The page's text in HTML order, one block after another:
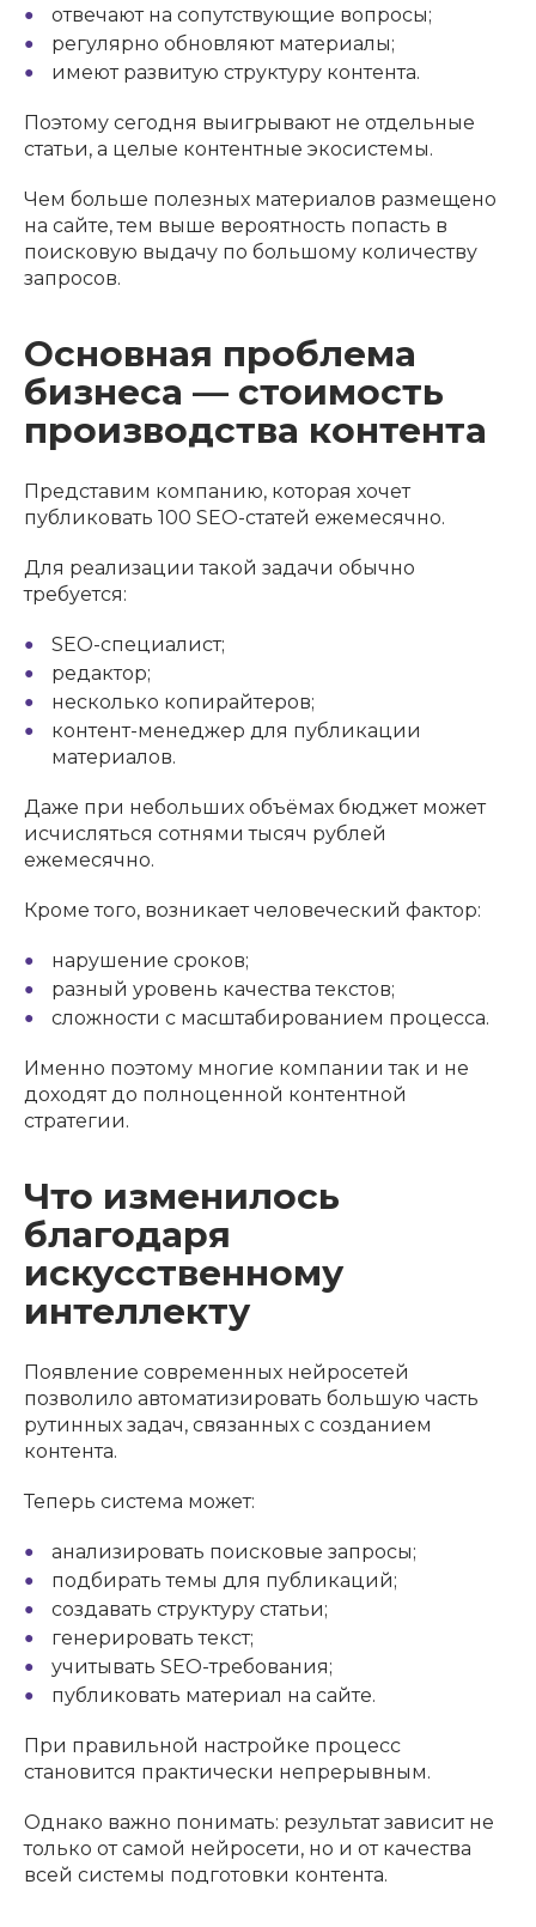
отвечают на сопутствующие вопросы;
регулярно обновляют материалы;
имеют развитую структуру контента.
Поэтому сегодня выигрывают не отдельные
статьи, а целые контентные экосистемы.
Чем больше полезных материалов размещено
на сайте, тем выше вероятность попасть в
поисковую выдачу по большому количеству
запросов.
Основная проблема
бизнеса — стоимость
производства контента
Представим компанию, которая хочет
публиковать 100 SEO-статей ежемесячно.
Для реализации такой задачи обычно
требуется:
SEO-специалист;
редактор;
несколько копирайтеров;
контент-менеджер для публикации
материалов.
Даже при небольших объёмах бюджет может
исчисляться сотнями тысяч рублей
ежемесячно.
Кроме того, возникает человеческий фактор:
нарушение сроков;
разный уровень качества текстов;
сложности с масштабированием процесса.
Именно поэтому многие компании так и не
доходят до полноценной контентной
стратегии.
Что изменилось
благодаря
искусственному
интеллекту
Появление современных нейросетей
позволило автоматизировать большую часть
рутинных задач, связанных с созданием
контента.
Теперь система может:
анализировать поисковые запросы;
подбирать темы для публикаций;
создавать структуру статьи;
генерировать текст;
учитывать SEO-требования;
публиковать материал на сайте.
При правильной настройке процесс
становится практически непрерывным.
Однако важно понимать: результат зависит не
только от самой нейросети, но и от качества
всей системы подготовки контента.